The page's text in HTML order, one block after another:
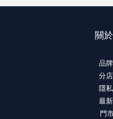
關
品
分
隱
最
門